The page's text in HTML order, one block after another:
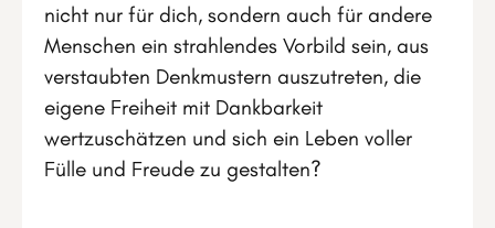
nicht nur für dich, sondern auch für andere
Menschen ein strahlendes Vorbild sein, aus
verstaubten Denkmustern auszutreten, die
eigene Freiheit mit Dankbarkeit
wertzuschätzen und sich ein Leben voller
Fülle und Freude zu gestalten?